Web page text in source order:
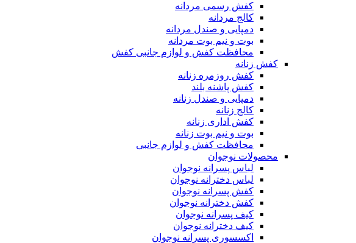
کفش رسمی مردانه
کالج مردانه
دمپایی و صندل مردانه
بوت و نیم بوت مردانه
محافظت کفش و لوازم جانبی کفش
کفش زنانه
کفش روزمره زنانه
کفش پاشنه بلند
دمپایی و صندل زنانه
کالج زنانه
کفش اداری زنانه
بوت و نیم بوت زنانه
محافظت کفش و لوازم جانبی
محصولات نوجوان
لباس پسرانه نوجوان
لباس دخترانه نوجوان
کفش پسرانه نوجوان
کفش دخترانه نوجوان
کیف پسرانه نوجوان
کیف دخترانه نوجوان
اکسسوری پسرانه نوجوان